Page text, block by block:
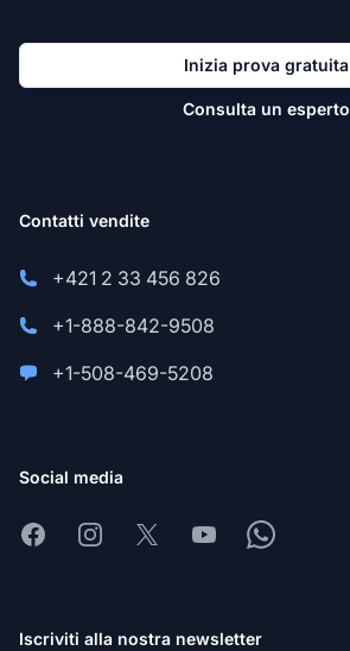
Inizia prova gratuita
Consulta un esperto
Contatti vendite
+421 2 33 456 826
+1-888-842-9508
+1-508-469-5208
Social media
FacebookInstagram
X YoutubeWhatsapp
Iscriviti alla nostra newsletter